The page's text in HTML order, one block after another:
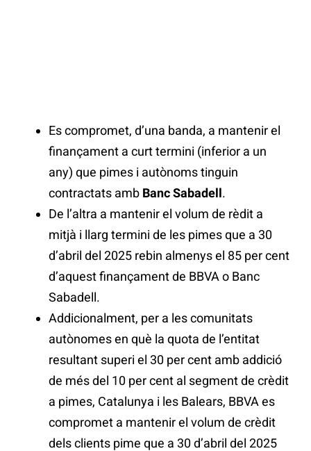
Es compromet, d’una banda, a mantenir el
finançament a curt termini (inferior a un
any) que pimes i autònoms tinguin
contractats amb Banc Sabadell.
De l’altra a mantenir el volum de rèdit a
mitjà i llarg termini de les pimes que a 30
d’abril del 2025 rebin almenys el 85 per cent
d’aquest finançament de BBVA o Banc
Sabadell.
Addicionalment, per a les comunitats
autònomes en què la quota de l’entitat
resultant superi el 30 per cent amb addició
de més del 10 per cent al segment de crèdit
a pimes, Catalunya i les Balears, BBVA es
compromet a mantenir el volum de crèdit
dels clients pime que a 30 d’abril del 2025